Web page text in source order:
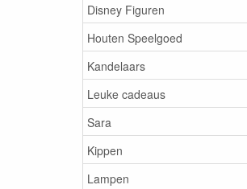
Disney Figuren
Houten Speelgoed
Kandelaars
Leuke cadeaus
Sara
Kippen
Lampen